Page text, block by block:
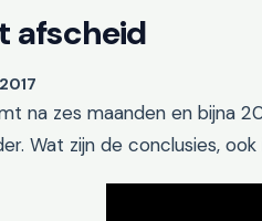
afscheid
na zes maanden en bijna
Wat zijn de conclusies,